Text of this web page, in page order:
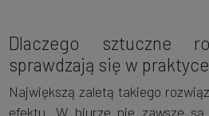
Dlaczego sztuczne
sprawdzają się w praktyce
Największą zaletą takiego
efektu. W biurze nie zawsze